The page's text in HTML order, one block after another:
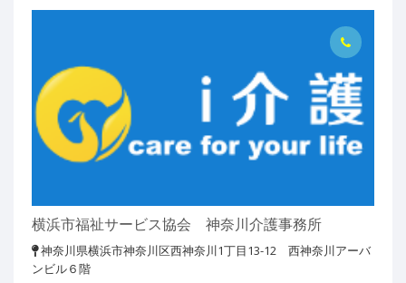
横浜市福祉サービス協会 神奈川介護事務所
神奈川県横浜市神奈川区西神奈川1丁目13-12 西神奈川アーバ
ンビル６階